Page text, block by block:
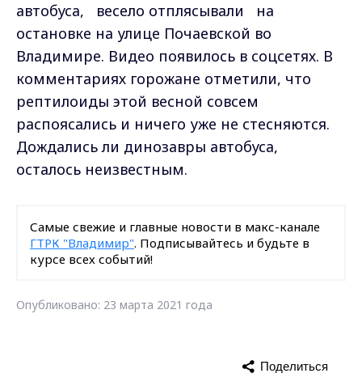
автобуса, весело отплясывали на
остановке на улице Почаевской во
Владимире. Видео появилось в соцсетях. В
комментариях горожане отметили, что
рептилоиды этой весной совсем
распоясались и ничего уже не стесняются.
Дождались ли динозавры автобуса,
осталось неизвестным.
Самые свежие и главные новости в макс-канале
ГТРК "Владимир". Подписывайтесь и будьте в
курсе всех событий!
Опубликовано: 23 марта 2021 года
Поделиться